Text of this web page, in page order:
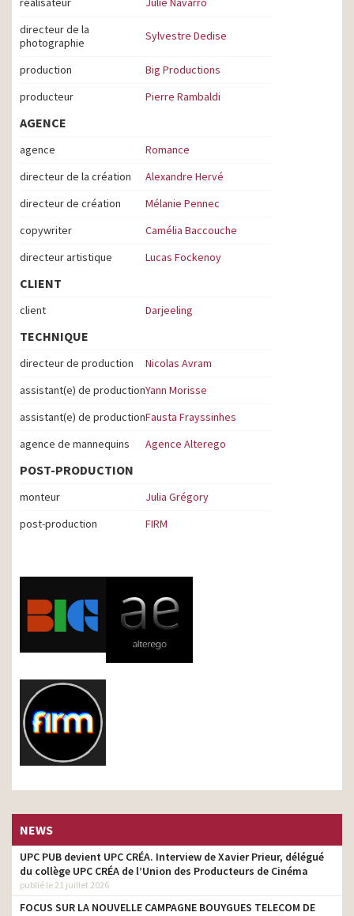
directeur de la
photographie
Sylvestre Dedise
production
Big Productions
producteur
Pierre Rambaldi
AGENCE
agence
Romance
directeur de la création
Alexandre Hervé
directeur de création
Mélanie Pennec
copywriter
Camélia Baccouche
directeur artistique
Lucas Fockenoy
CLIENT
client Darjeeling
TECHNIQUE
directeur de production
Nicolas Avram
assistant(e) de productionYann Morisse
assistant(e) de productionFausta Frayssinhes
agence de mannequins
Agence Alterego
POST-PRODUCTION
monteur
Julia Grégory
post-production
FIRM
NEWS
UPC PUB devient UPC CRÉA. Interview de Xavier Prieur, délégué
du collège UPC CRÉA de l’Union des Producteurs de Cinéma
publié le 21 juillet 2026
FOCUS SUR LA NOUVELLE CAMPAGNE BOUYGUES TELECOM DE